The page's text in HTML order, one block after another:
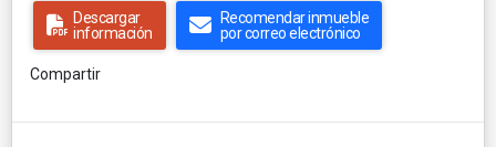
Descargar
información
Recomendar inmueble
por correo electrónico
Compartir